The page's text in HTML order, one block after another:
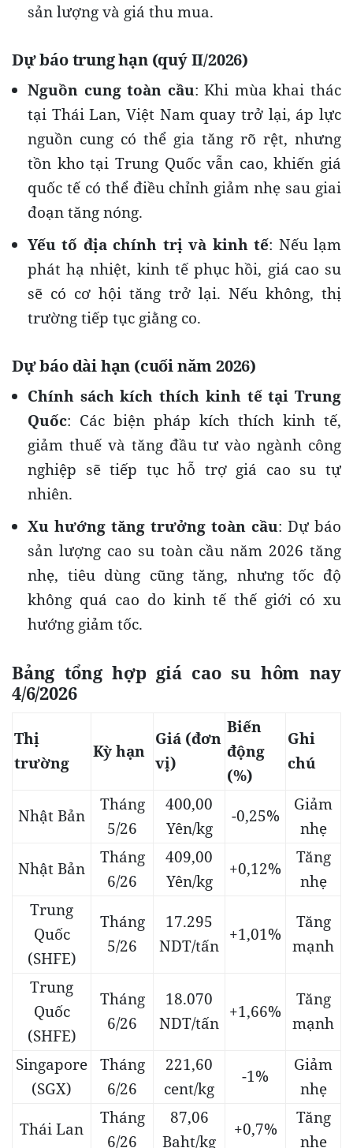
sản lượng và giá thu mua.
Dự báo trung hạn (quý II/2026)
Nguồn cung toàn cầu: Khi mùa khai thác
tại Thái Lan, Việt Nam quay trở lại, áp lực
nguồn cung có thể gia tăng rõ rệt, nhưng
tồn kho tại Trung Quốc vẫn cao, khiến giá
quốc tế có thể điều chỉnh giảm nhẹ sau giai
đoạn tăng nóng.
Yếu tố địa chính trị và kinh tế: Nếu lạm
phát hạ nhiệt, kinh tế phục hồi, giá cao su
sẽ có cơ hội tăng trở lại. Nếu không, thị
trường tiếp tục giằng co.
Dự báo dài hạn (cuối năm 2026)
Chính sách kích thích kinh tế tại Trung
Quốc: Các biện pháp kích thích kinh tế,
giảm thuế và tăng đầu tư vào ngành công
nghiệp sẽ tiếp tục hỗ trợ giá cao su tự
nhiên.
Xu hướng tăng trưởng toàn cầu: Dự báo
sản lượng cao su toàn cầu năm 2026 tăng
nhẹ, tiêu dùng cũng tăng, nhưng tốc độ
không quá cao do kinh tế thế giới có xu
hướng giảm tốc.
Bảng tổng hợp giá cao su hôm nay
4/6/2026
Thị
trường
Kỳ hạn
Giá (đơn
vị)
Biến
động
(%)
Ghi
chú
Nhật Bản
Tháng
5/26
400,00
Yên/kg
-0,25%
Giảm
nhẹ
Nhật Bản
Tháng
6/26
409,00
Yên/kg
+0,12%
Tăng
nhẹ
Trung
Quốc
(SHFE)
Tháng
5/26
17.295
NDT/tấn
+1,01%
Tăng
mạnh
Trung
Quốc
(SHFE)
Tháng
6/26
18.070
NDT/tấn
+1,66%
Tăng
mạnh
Singapore
(SGX)
Tháng
6/26
221,60
cent/kg
-1%
Giảm
nhẹ
Thái Lan
Tháng
6/26
87,06
Baht/kg
+0,7%
Tăng
nhẹ